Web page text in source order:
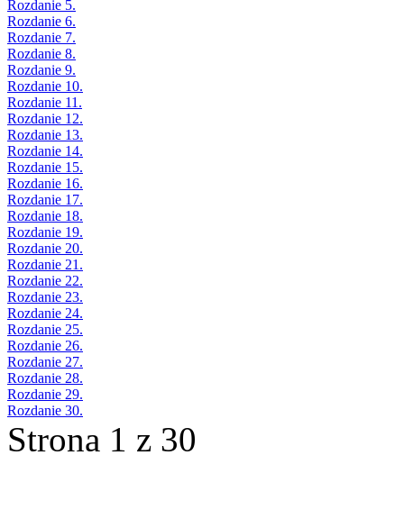
Rozdanie 5.
Rozdanie 6.
Rozdanie 7.
Rozdanie 8.
Rozdanie 9.
Rozdanie 10.
Rozdanie 11.
Rozdanie 12.
Rozdanie 13.
Rozdanie 14.
Rozdanie 15.
Rozdanie 16.
Rozdanie 17.
Rozdanie 18.
Rozdanie 19.
Rozdanie 20.
Rozdanie 21.
Rozdanie 22.
Rozdanie 23.
Rozdanie 24.
Rozdanie 25.
Rozdanie 26.
Rozdanie 27.
Rozdanie 28.
Rozdanie 29.
Rozdanie 30.
Strona 1 z 30